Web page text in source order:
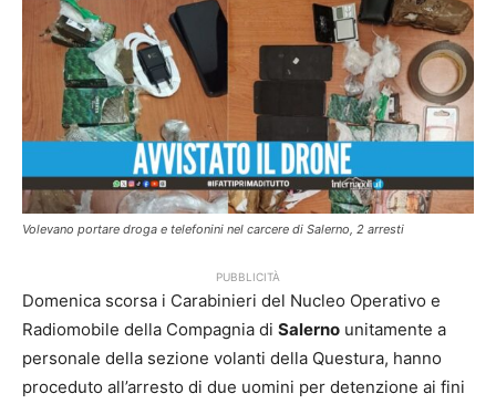
Volevano portare droga e telefonini nel carcere di Salerno, 2 arresti
PUBBLICITÀ
Domenica scorsa i Carabinieri del Nucleo Operativo e
Radiomobile della Compagnia di Salerno unitamente a
personale della sezione volanti della Questura, hanno
proceduto all’arresto di due uomini per detenzione ai fini